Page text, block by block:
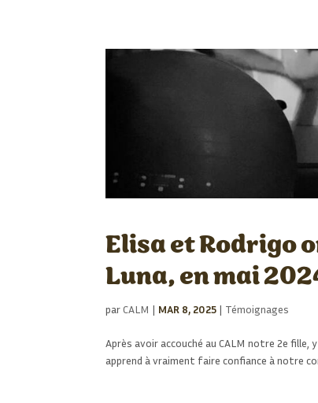
Elisa et Rodrigo
Luna, en mai
parCALM | MAR 8, 2025 | Témoignages
Après avoir accouché au CALM notre 2e
apprend à vraiment faire confiance à notre